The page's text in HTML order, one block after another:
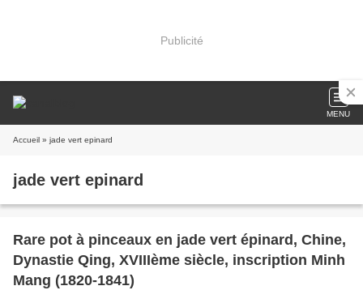
Publicité
MENU
Accueil » jade vert epinard
jade vert epinard
Rare pot à pinceaux en jade vert épinard, Chine,
Dynastie Qing, XVIIIème siècle, inscription Minh
Mang (1820-1841)